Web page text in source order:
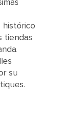
histórico
tiendas
su